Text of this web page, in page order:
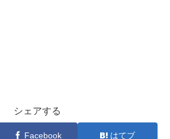
シェアする
Facebook はてブ